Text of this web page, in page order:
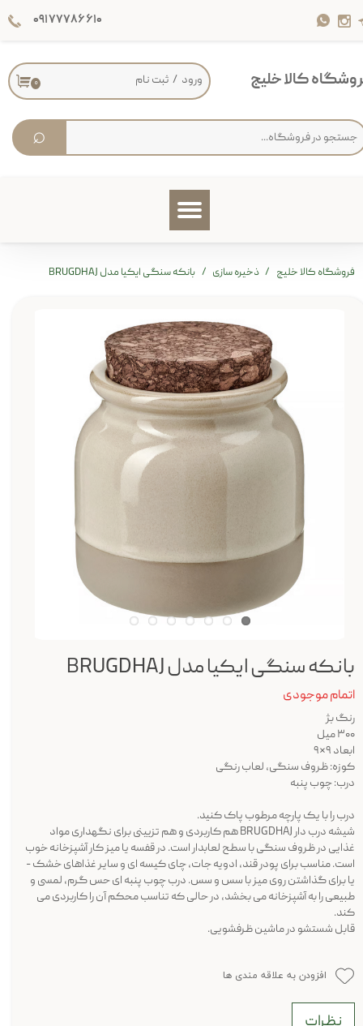
⌕
۰۹۱۷۷۷۸۶۶۱۰
۰ ورود / ثبت نام
تغییر گذر واژه
خروج از حساب کاربری
کالا خلیج
فروشگاه کالا خلیج ذخیره سازی بانکه سنگی ایکیا مدل BRUGDHAJ
بانکه سنگی ایکیا مدل BRUGDHAJ
اتمام موجودی
رنگ بژ
۳۰۰ میل
ابعاد ۹*۹
کوزه: ظروف سنگی، لعاب رنگی
درب: چوب پنبه
درب را با یک پارچه مرطوب پاک کنید.
شیشه درب دار BRUGDHAJ هم کاربردی و هم تزیینی برای نگهداری مواد
غذایی در ظروف سنگی با سطح لعابدار است. در قفسه یا میز کار آشپزخانه خوب
است. مناسب برای پودر قند، ادویه جات، چای کیسه ای و سایر غذاهای خشک -
یا برای گذاشتن روی میز با سس و سس. درب چوب پنبه ای حس گرم، لمسی و
طبیعی را به آشپزخانه می بخشد، در حالی که تناسب محکم آن را کاربردی می
کند.
قابل شستشو در ماشین ظرفشویی.
افزودن به علاقه مندی ها